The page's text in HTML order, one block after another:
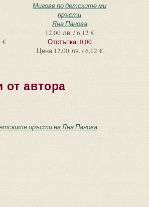
€
Мигове по детските ми
пръсти
Яна Панова
12,00 лв. / 6,12 €
Отстъпка: 0,00
Цена 12,00 лв. / 6,12 €
от автора
пръсти на Яна Панова